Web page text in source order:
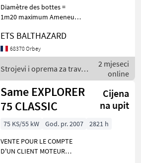
Diamètre des bottes =
1m20 maximum Ameneur
Protection cardan Roue de
jauge Pneus vredenstein en
15/55-17 (usure 30%)
Machine propre, a peu trav
ETS BALTHAZARD
68370 Orbey
Strojevi i oprema za travu
i baliranje / Krone
2 mjeseci
online
Same EXPLORER
75 CLASSIC
Cijena
na upit
75 KS/55 kW God. pr. 2007
2821 h
VENTE POUR LE COMPTE
D'UN CLIENT MOTEUR